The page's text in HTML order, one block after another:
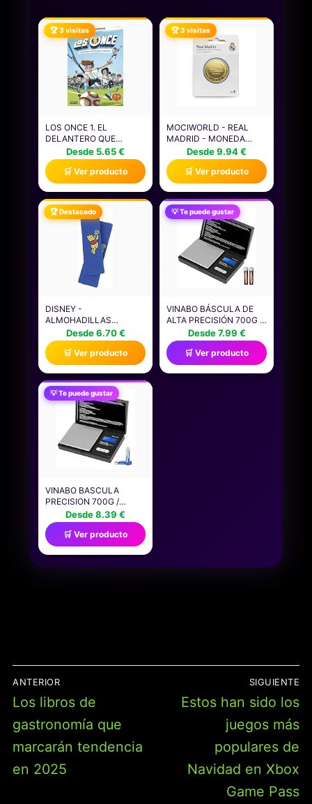
🏆 3 visitas
LOS ONCE 1. EL
DELANTERO QUE
VOLABA AL ATARDECER.
EDICIÓN LIMITADA A
PRECIO ESPE
(SUPERHÉROES
ROBERTO SANTIAGO)
Desde 5.65 €
🛒 Ver producto
🏆 3 visitas
MOCIWORLD - REAL
MADRID - MONEDA
EDICIÓN ESPECIAL
ESCUDO Y ESTADIO
SANTIAGO BERNABEU -
COLECCIONABLE -
DORADA - PRODUCTO
OFICIAL
Desde 9.94 €
🛒 Ver producto
🏆 Destacado
DISNEY -
ALMOHADILLAS
PROTECTORAS PARA
CINTURÓN DE
SEGURIDAD, DISEÑO
DIBUJOS ANIMADOS.
NO SOLO PARA EL
CINTURÓN DE
SEGURIDAD, SINO
TAMBIÉN PARA EL
CINTURÓN DE
MOCHILAS, MALETAS,
BOLSAS DE
MENSAJERO.
Desde 6.70 €
🛒 Ver producto
💡 Te puede gustar
VINABO BÁSCULA DE
ALTA PRECISIÓN 700G /
0.01G, BALANZA DE
ALIMENTOS
MULTIFUNCIONAL,
FUNCIÓN TARA, PARA
INGREDIENTES, COCINA,
Desde 7.99 €
🛒 Ver producto
💡 Te puede gustar
VINABO BASCULA
PRECISION 700G /
0.01G, TANAS DE
GRAMOS,PESO DE
GRAMOS
COCINA,BALANZA DE
PESO MICRAS Y
GRAMOS
Desde 8.39 €
🛒 Ver producto
ENTRADAS
ANTERIOR
Entrada
anterior:
Los libros de
gastronomía que
marcarán tendencia
en 2025
SIGUIENTE
Entrada
siguiente:
Estos han sido los
juegos más
populares de
Navidad en Xbox
Game Pass